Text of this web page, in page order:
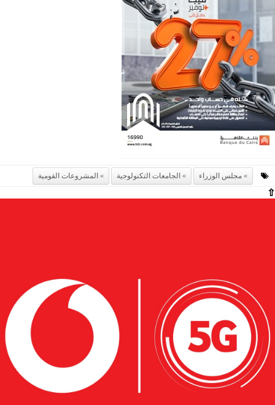
مجلس الوزراء الجامعات التكنولوجية المشروعات القومية
⇧